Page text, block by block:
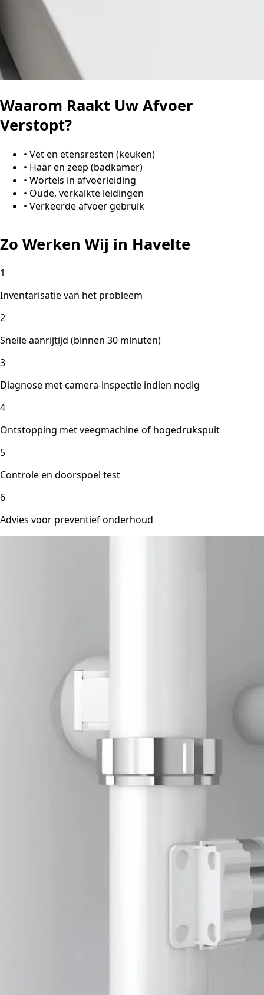
Waarom Raakt Uw Afvoer
Verstopt?
• Vet en etensresten (keuken)
• Haar en zeep (badkamer)
• Wortels in afvoerleiding
• Oude, verkalkte leidingen
• Verkeerde afvoer gebruik
Zo Werken Wij in Havelte
1
Inventarisatie van het probleem
2
Snelle aanrijtijd (binnen 30 minuten)
3
Diagnose met camera-inspectie indien nodig
4
Ontstopping met veegmachine of hogedrukspuit
5
Controle en doorspoel test
6
Advies voor preventief onderhoud